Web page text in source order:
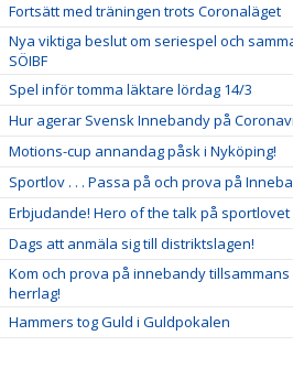
Fortsätt med träningen trots Coronaläget
Nya viktiga beslut om seriespel och
SÖIBF
Spel inför tomma läktare lördag 14/3
Hur agerar Svensk Innebandy på
Motions-cup annandag påsk i Nyköping!
Sportlov . . . Passa på och prova på
Erbjudande! Hero of the talk på sportlovet
Dags att anmäla sig till distriktslagen!
Kom och prova på innebandy
herrlag!
Hammers tog Guld i Guldpokalen